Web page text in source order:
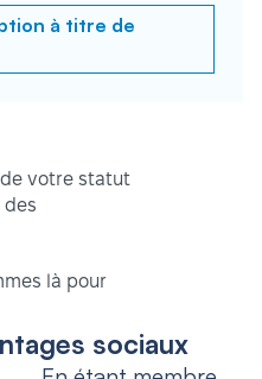
à titre de
de votre statut
des
là pour
sociaux